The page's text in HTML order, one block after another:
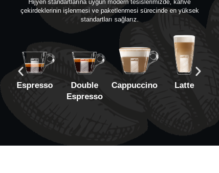
Hijyen standartlarına uygun modern tesislerimizde, kahve
çekirdeklerinin işlenmesi ve paketlenmesi sürecinde en yüksek
standartları sağlarız.
Espresso
Double
Espresso
Cappuccino Latte